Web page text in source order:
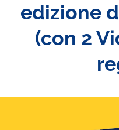
edizione
(con 2